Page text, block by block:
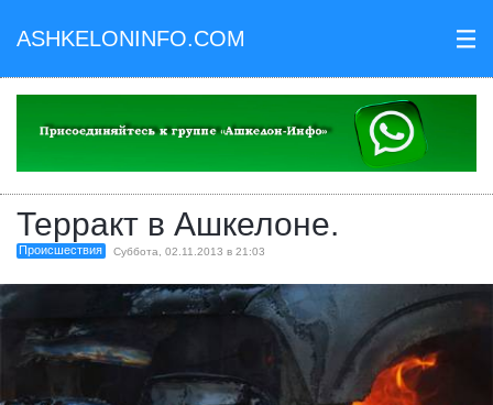
ASHKELONINFO.COM III
Терракт в Ашкелоне.
Происшествия Суббота, 02.11.2013 в 21:03